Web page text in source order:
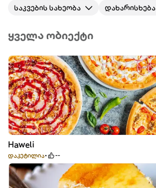
საკვების სახეობა დახარისხება
ყველა ობიექტი
Haweli
დაკეტილია --